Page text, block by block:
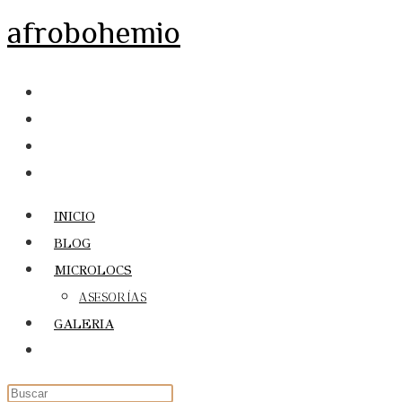
al
afrobohemio
INICIO
BLOG
MICROLOCS
ASESORÍAS
GALERIA